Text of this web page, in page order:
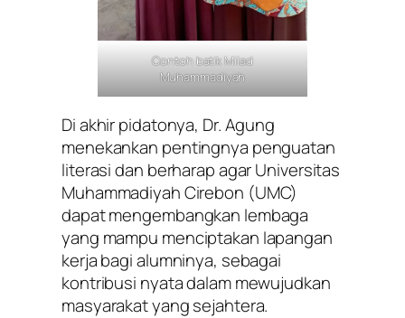
Contoh batik Milad
Muhammadiyah
Di akhir pidatonya, Dr. Agung
menekankan pentingnya penguatan
literasi dan berharap agar Universitas
Muhammadiyah Cirebon (UMC)
dapat mengembangkan lembaga
yang mampu menciptakan lapangan
kerja bagi alumninya, sebagai
kontribusi nyata dalam mewujudkan
masyarakat yang sejahtera.